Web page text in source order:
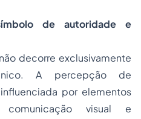
de autoridade e
decorre exclusivamente
A percepção de
por elementos
visual e